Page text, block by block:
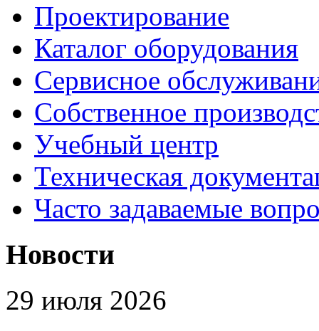
Проектирование
Каталог оборудования
Сервисное
Собственное
Учебный центр
Техническая
Часто задаваемые
Новости
29 июля 2026